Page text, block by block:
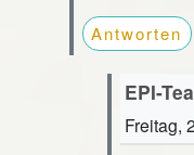
Antworten
EPI-
Freitag,